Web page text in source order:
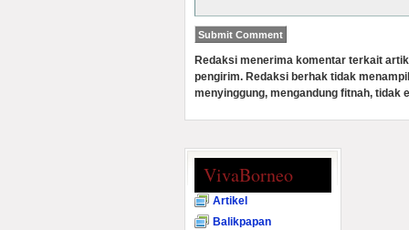
Redaksi menerima komentar terkait
pengirim. Redaksi berhak tidak
menyinggung, mengandung fitnah, tidak
VivaBorneo
Artikel
Balikpapan